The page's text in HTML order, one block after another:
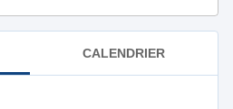
CALENDRIER